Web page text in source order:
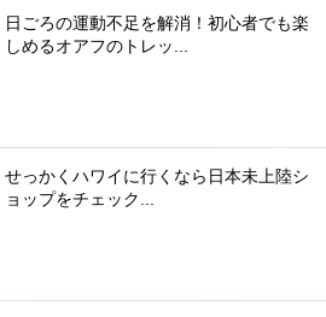
日ごろの運動不足を解消！初心者でも楽
しめるオアフのトレッ...
せっかくハワイに行くなら日本未上陸シ
ョップをチェック...